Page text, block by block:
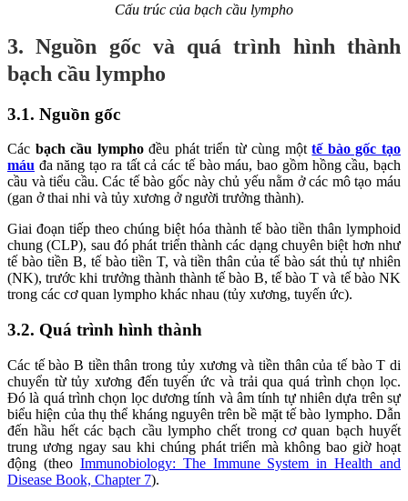
Cấu trúc của bạch cầu lympho
3. Nguồn gốc và quá trình hình thành
bạch cầu lympho
3.1. Nguồn gốc
Các bạch cầu lymphođều phát triển từ cùng mộttế bào gốc tạo
máu đa năng tạo ra tất cả các tế bào máu, bao gồm hồng cầu, bạch
cầu và tiểu cầu. Các tế bào gốc này chủ yếu nằm ở các mô tạo máu
(gan ở thai nhi và tủy xương ở người trưởng thành).
Giai đoạn tiếp theo chúng biệt hóa thành tế bào tiền thân lymphoid
chung (CLP), sau đó phát triển thành các dạng chuyên biệt hơn như
tế bào tiền B, tế bào tiền T, và tiền thân của tế bào sát thủ tự nhiên
(NK), trước khi trưởng thành thành tế bào B, tế bào T và tế bào NK
trong các cơ quan lympho khác nhau (tủy xương, tuyến ức).
3.2. Quá trình hình thành
Các tế bào B tiền thân trong tủy xương và tiền thân của tế bào T di
chuyển từ tủy xương đến tuyến ức và trải qua quá trình chọn lọc.
Đó là quá trình chọn lọc dương tính và âm tính tự nhiên dựa trên sự
biểu hiện của thụ thể kháng nguyên trên bề mặt tế bào lympho. Dẫn
đến hầu hết các bạch cầu lympho chết trong cơ quan bạch huyết
trung ương ngay sau khi chúng phát triển mà không bao giờ hoạt
động (theo Immunobiology: The Immune System in Health and
Disease Book, Chapter 7).